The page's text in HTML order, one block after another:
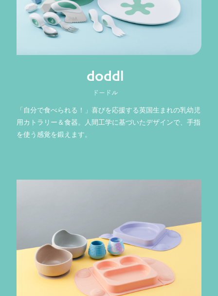
doddl
ドードル
「自分で食べられる！」喜びを応援する英国生まれの乳幼児
用カトラリー＆食器。人間工学に基づいたデザインで、手指
を使う感覚を鍛えます。